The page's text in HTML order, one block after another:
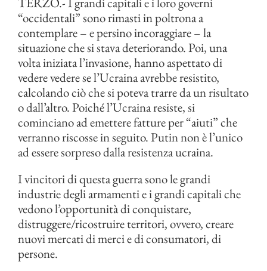
“occidentali” sono rimasti in poltrona a
contemplare – e persino incoraggiare – la
situazione che si stava deteriorando. Poi, una
volta iniziata l’invasione, hanno aspettato di
vedere vedere se l’Ucraina avrebbe resistito,
calcolando ciò che si poteva trarre da un risultato
o dall’altro. Poiché l’Ucraina resiste, si
cominciano ad emettere fatture per “aiuti” che
verranno riscosse in seguito. Putin non è l’unico
ad essere sorpreso dalla resistenza ucraina.
I vincitori di questa guerra sono le grandi
industrie degli armamenti e i grandi capitali che
vedono l’opportunità di conquistare,
distruggere/ricostruire territori, ovvero, creare
nuovi mercati di merci e di consumatori, di
persone.